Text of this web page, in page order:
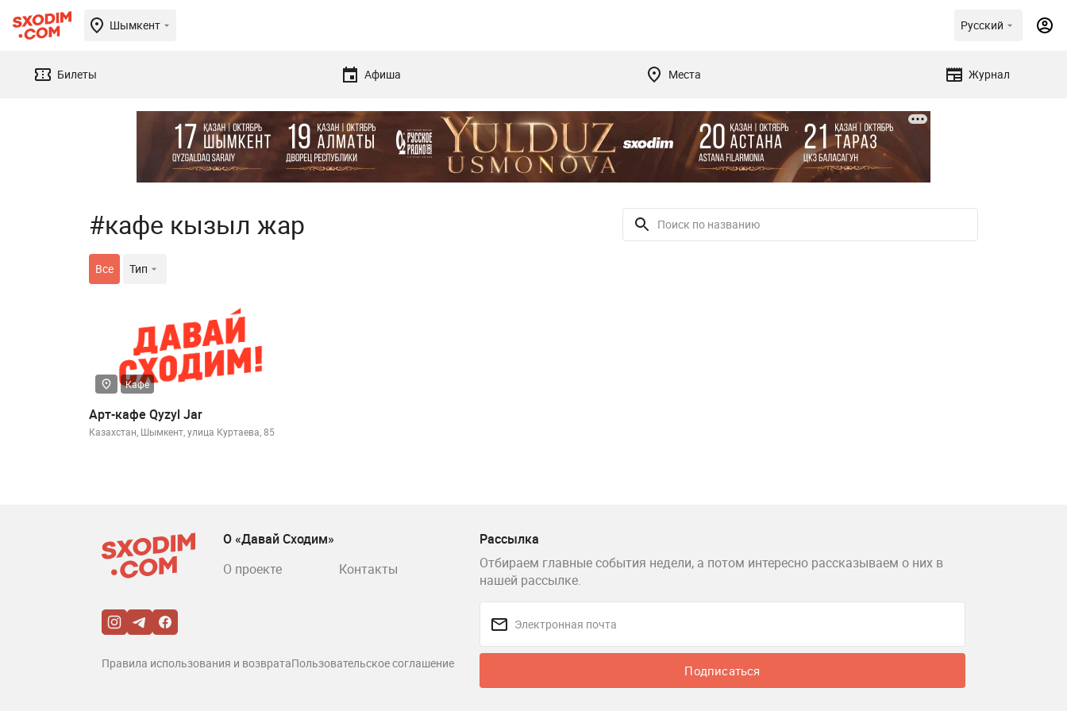
Шымкент Русский
Билеты Афиша Места Журнал
#кафе кызыл жар
Все Тип
Кафе
Арт-кафе Qyzyl Jar
Казахстан, Шымкент, улица Куртаева, 85
Рассылка
Отбираем главные события недели, а потом интересно рассказываем о них в
нашей рассылке.
Подписаться
О «Давай Сходим»
О проекте
Контакты
Правила использования и возвратаПользовательское соглашение